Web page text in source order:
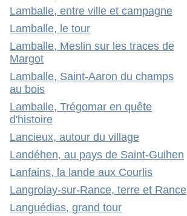
Lamballe, entre ville et campagne
Lamballe, le tour
Lamballe, Meslin sur les traces de
Margot
Lamballe, Saint-Aaron du champs
au bois
Lamballe, Trégomar en quête
d'histoire
Lancieux, autour du village
Landéhen, au pays de Saint-Guihen
Lanfains, la lande aux Courlis
Langrolay-sur-Rance, terre et Rance
Languédias, grand tour